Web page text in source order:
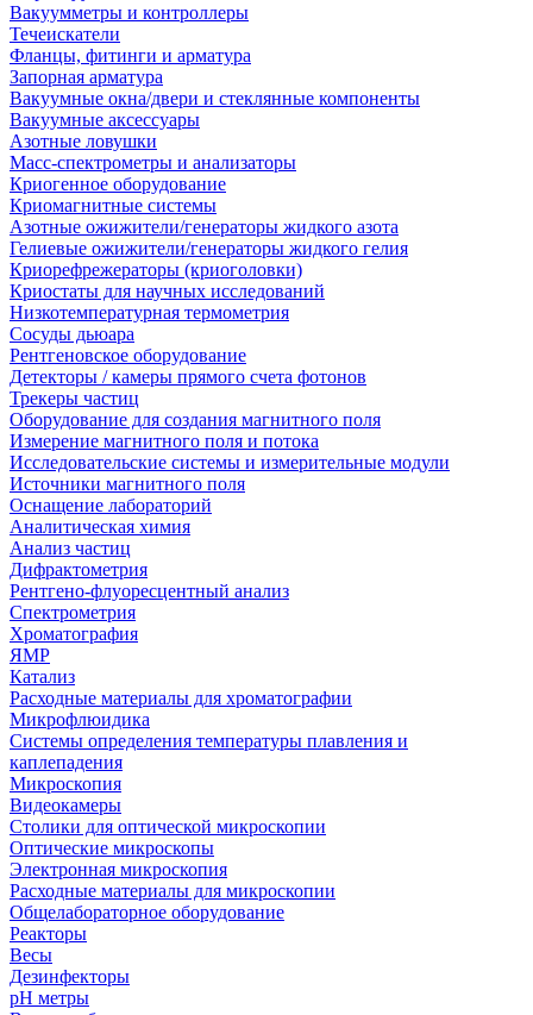
Вакуумметры и контроллеры
Течеискатели
Фланцы, фитинги и арматура
Запорная арматура
Вакуумные окна/двери и стеклянные компоненты
Вакуумные аксессуары
Азотные ловушки
Масс-спектрометры и анализаторы
Криогенное оборудование
Криомагнитные системы
Азотные ожижители/генераторы жидкого азота
Гелиевые ожижители/генераторы жидкого гелия
Криорефрежераторы (криоголовки)
Криостаты для научных исследований
Низкотемпературная термометрия
Сосуды дьюара
Рентгеновское оборудование
Детекторы / камеры прямого счета фотонов
Трекеры частиц
Оборудование для создания магнитного поля
Измерение магнитного поля и потока
Исследовательские системы и измерительные модули
Источники магнитного поля
Оснащение лабораторий
Аналитическая химия
Анализ частиц
Дифрактометрия
Рентгено-флуоресцентный анализ
Спектрометрия
Хроматография
ЯМР
Катализ
Расходные материалы для хроматографии
Микрофлюидика
Системы определения температуры плавления и
каплепадения
Микроскопия
Видеокамеры
Столики для оптической микроскопии
Оптические микроскопы
Электронная микроскопия
Расходные материалы для микроскопии
Общелабораторное оборудование
Реакторы
Весы
Дезинфекторы
рН метры